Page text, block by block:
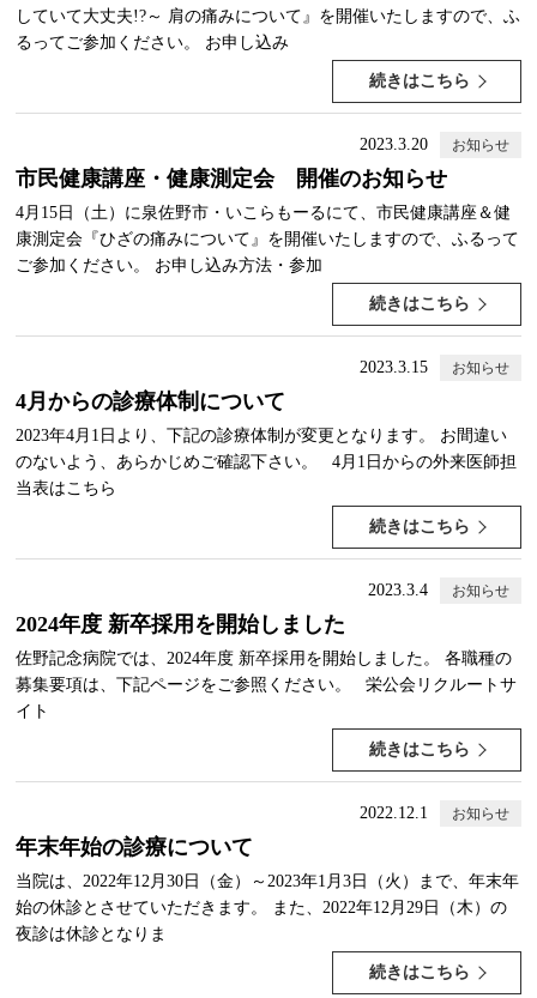
していて大丈夫!?～ 肩の痛みについて』を開催いたしますので、ふ
るってご参加ください。 お申し込み
続きはこちら
2023.3.20 お知らせ
市民健康講座・健康測定会 開催のお知らせ
4月15日（土）に泉佐野市・いこらもーるにて、市民健康講座＆健
康測定会『ひざの痛みについて』を開催いたしますので、ふるって
ご参加ください。 お申し込み方法・参加
続きはこちら
2023.3.15 お知らせ
4月からの診療体制について
2023年4月1日より、下記の診療体制が変更となります。 お間違い
のないよう、あらかじめご確認下さい。 4月1日からの外来医師担
当表はこちら
続きはこちら
2023.3.4 お知らせ
2024年度 新卒採用を開始しました
佐野記念病院では、2024年度 新卒採用を開始しました。 各職種の
募集要項は、下記ページをご参照ください。 栄公会リクルートサ
イト
続きはこちら
2022.12.1 お知らせ
年末年始の診療について
当院は、2022年12月30日（金）～2023年1月3日（火）まで、年末年
始の休診とさせていただきます。 また、2022年12月29日（木）の
夜診は休診となりま
続きはこちら